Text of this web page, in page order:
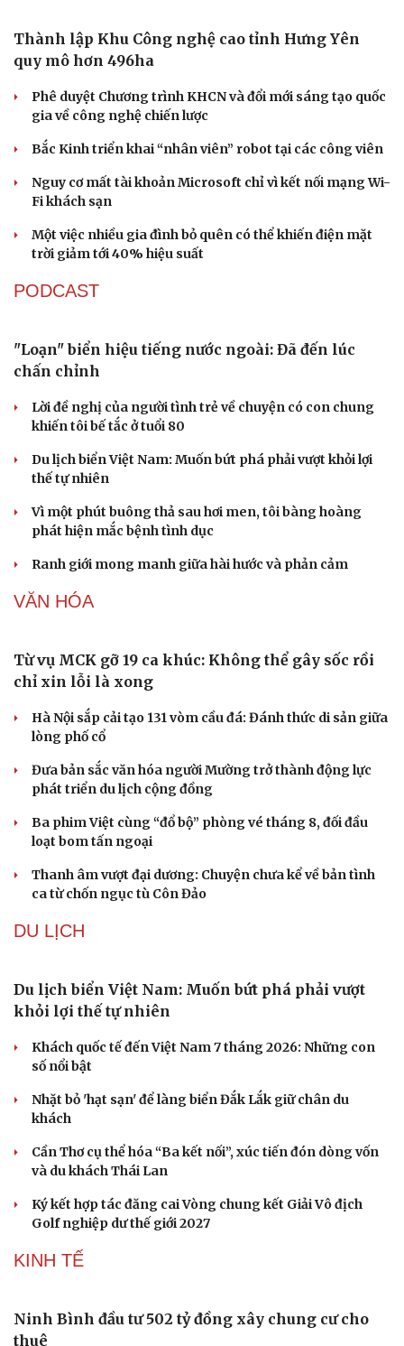
Sức khỏe
Cây thuốc
Sản phụ khoa
Nhi khoa
Nam khoa
Làm đẹp - giảm cân
Phòng mạch online
Blog
Sân khấu - Điện ảnh
Văn học
Nghệ sĩ
Thành lập Khu Công nghệ cao tỉnh Hưng Yên
quy mô hơn 496ha
Phê duyệt Chương trình KHCN và đổi mới sáng tạo quốc
gia về công nghệ chiến lược
Bắc Kinh triển khai “nhân viên” robot tại các công viên
Nguy cơ mất tài khoản Microsoft chỉ vì kết nối mạng Wi-
Fi khách sạn
Một việc nhiều gia đình bỏ quên có thể khiến điện mặt
trời giảm tới 40% hiệu suất
PODCAST
"Loạn" biển hiệu tiếng nước ngoài: Đã đến lúc
chấn chỉnh
Lời đề nghị của người tình trẻ về chuyện có con chung
khiến tôi bế tắc ở tuổi 80
Du lịch biển Việt Nam: Muốn bứt phá phải vượt khỏi lợi
thế tự nhiên
Vì một phút buông thả sau hơi men, tôi bàng hoàng
phát hiện mắc bệnh tình dục
Ranh giới mong manh giữa hài hước và phản cảm
VĂN HÓA
Từ vụ MCK gỡ 19 ca khúc: Không thể gây sốc rồi
chỉ xin lỗi là xong
lòng phố cổ
phát triển du lịch cộng đồng
Ba phim Việt cùng “đổ bộ” phòng vé tháng 8, đối đầu
Thanh âm vượt đại dương: Chuyện chưa kể về bản tình
ca từ chốn ngục tù Côn Đảo
DU LỊCH